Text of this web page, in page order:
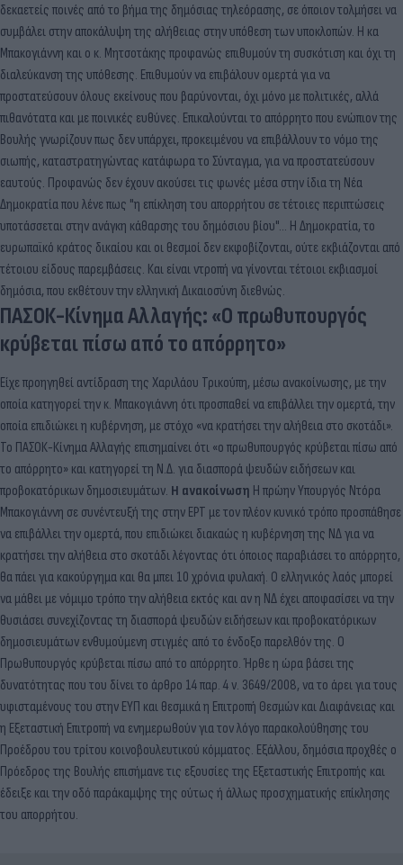
δεκαετείς ποινές από το βήμα της δημόσιας τηλεόρασης, σε όποιον τολμήσει να
συμβάλει στην αποκάλυψη της αλήθειας στην υπόθεση των υποκλοπών. Η κα
Μπακογιάννη και ο κ. Μητσοτάκης προφανώς επιθυμούν τη συσκότιση και όχι τη
διαλεύκανση της υπόθεσης. Επιθυμούν να επιβάλουν ομερτά για να
προστατεύσουν όλους εκείνους που βαρύνονται, όχι μόνο με πολιτικές, αλλά
πιθανότατα και με ποινικές ευθύνες. Επικαλούνται το απόρρητο που ενώπιον της
Βουλής γνωρίζουν πως δεν υπάρχει, προκειμένου να επιβάλλουν το νόμο της
σιωπής, καταστρατηγώντας κατάφωρα το Σύνταγμα, για να προστατεύσουν
εαυτούς. Προφανώς δεν έχουν ακούσει τις φωνές μέσα στην ίδια τη Νέα
Δημοκρατία που λένε πως "η επίκληση του απορρήτου σε τέτοιες περιπτώσεις
υποτάσσεται στην ανάγκη κάθαρσης του δημόσιου βίου"... Η Δημοκρατία, το
ευρωπαϊκό κράτος δικαίου και οι θεσμοί δεν εκφοβίζονται, ούτε εκβιάζονται από
τέτοιου είδους παρεμβάσεις. Και είναι ντροπή να γίνονται τέτοιοι εκβιασμοί
δημόσια, που εκθέτουν την ελληνική Δικαιοσύνη διεθνώς.
ΠΑΣΟΚ-Κίνημα Αλλαγής: «Ο πρωθυπουργός
κρύβεται πίσω από το απόρρητο»
Είχε προηγηθεί αντίδραση της Χαριλάου Τρικούπη, μέσω ανακοίνωσης, με την
οποία κατηγορεί την κ. Μπακογιάννη ότι προσπαθεί να επιβάλλει την ομερτά, την
οποία επιδιώκει η κυβέρνηση, με στόχο «να κρατήσει την αλήθεια στο σκοτάδι».
Το ΠΑΣΟΚ-Κίνημα Αλλαγής επισημαίνει ότι «ο πρωθυπουργός κρύβεται πίσω από
το απόρρητο» και κατηγορεί τη Ν.Δ. για διασπορά ψευδών ειδήσεων και
προβοκατόρικων δημοσιευμάτων. Η ανακοίνωση Η πρώην Υπουργός Ντόρα
Μπακογιάννη σε συνέντευξή της στην ΕΡΤ με τον πλέον κυνικό τρόπο προσπάθησε
να επιβάλλει την ομερτά, που επιδιώκει διακαώς η κυβέρνηση της ΝΔ για να
κρατήσει την αλήθεια στο σκοτάδι λέγοντας ότι όποιος παραβιάσει το απόρρητο,
θα πάει για κακούργημα και θα μπει 10 χρόνια φυλακή. Ο ελληνικός λαός μπορεί
να μάθει με νόμιμο τρόπο την αλήθεια εκτός και αν η ΝΔ έχει αποφασίσει να την
θυσιάσει συνεχίζοντας τη διασπορά ψευδών ειδήσεων και προβοκατόρικων
δημοσιευμάτων ενθυμούμενη στιγμές από το ένδοξο παρελθόν της. Ο
Πρωθυπουργός κρύβεται πίσω από το απόρρητο. Ήρθε η ώρα βάσει της
δυνατότητας που του δίνει το άρθρο 14 παρ. 4 ν. 3649/2008, να το άρει για τους
υφισταμένους του στην ΕΥΠ και θεσμικά η Επιτροπή Θεσμών και Διαφάνειας και
η Εξεταστική Επιτροπή να ενημερωθούν για τον λόγο παρακολούθησης του
Προέδρου του τρίτου κοινοβουλευτικού κόμματος. Εξάλλου, δημόσια προχθές ο
Πρόεδρος της Βουλής επισήμανε τις εξουσίες της Εξεταστικής Επιτροπής και
έδειξε και την οδό παράκαμψης της ούτως ή άλλως προσχηματικής επίκλησης
του απορρήτου.